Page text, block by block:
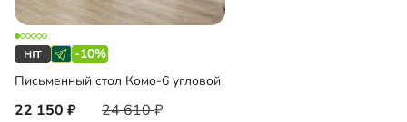
-10%
Письменный стол Комо-6 угловой
22 150 24 610